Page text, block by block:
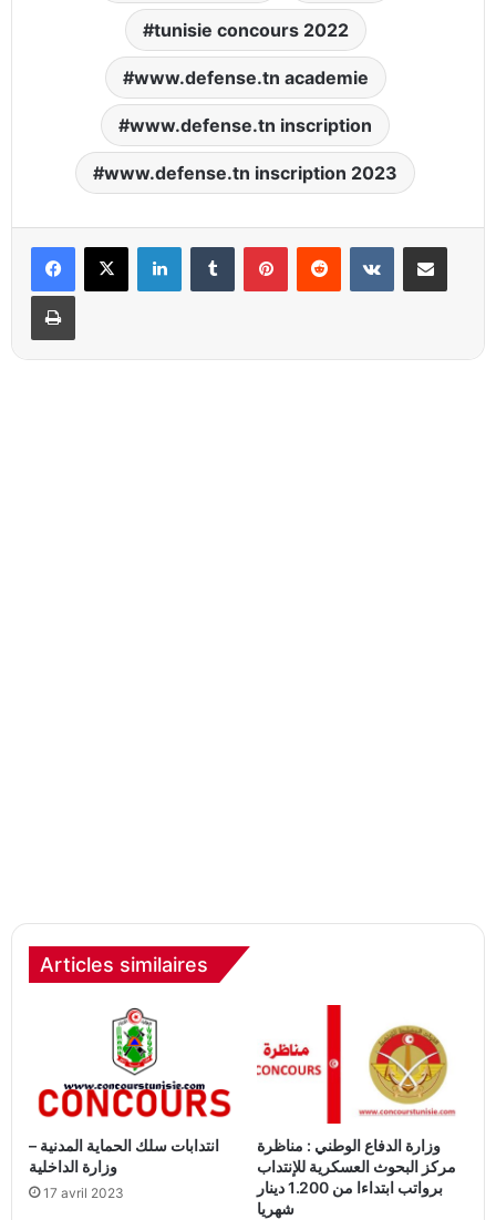
tunisie concours 2022
www.defense.tn academie
www.defense.tn inscription
www.defense.tn inscription 2023
LinkedinTumblr PinterestReddit VKontaktePartager par email
Imprimer
Articles similaires
انتدابات سلك الحماية المدنية –
وزارة الداخلية
17 avril 2023
وزارة الدفاع الوطني : مناظرة
مركز البحوث العسكرية للإنتداب
برواتب ابتداءا من 1.200 دينار
شهريا